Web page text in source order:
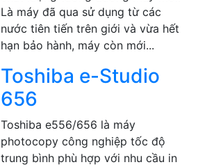
Là máy đã qua sử dụng từ các
nước tiên tiến trên giới và vừa hết
hạn bảo hành, máy còn mới...
Toshiba e-Studio
656
Toshiba e556/656 là máy
photocopy công nghiệp tốc độ
trung bình phù hợp với nhu cầu in